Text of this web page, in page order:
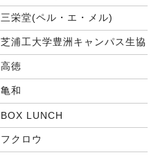
三栄堂(ペル・エ・メル)
芝浦工大学豊洲キャンパス生協
高徳
亀和
BOX LUNCH
フクロウ